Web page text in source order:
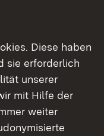
Diese haben
sie erforderlich
unserer
mit Hilfe der
weiter